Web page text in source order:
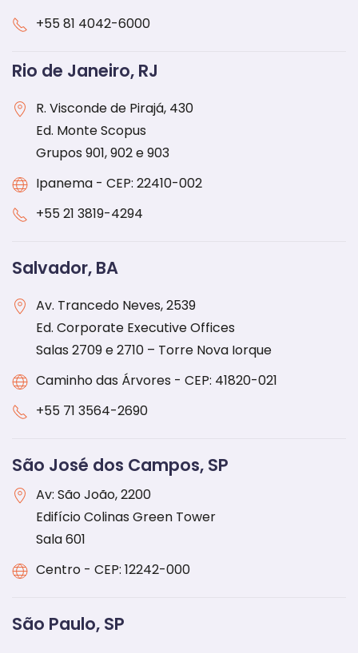
+55 81 4042-6000
Rio de Janeiro, RJ
R. Visconde de Pirajá, 430
Ed. Monte Scopus
Grupos 901, 902 e 903
Ipanema - CEP: 22410-002
+55 21 3819-4294
Salvador, BA
Av. Trancedo Neves, 2539
Ed. Corporate Executive Offices
Salas 2709 e 2710 – Torre Nova Iorque
Caminho das Árvores - CEP: 41820-021
+55 71 3564-2690
São José dos Campos, SP
Av: São João, 2200
Edifício Colinas Green Tower
Sala 601
Centro - CEP: 12242-000
São Paulo, SP